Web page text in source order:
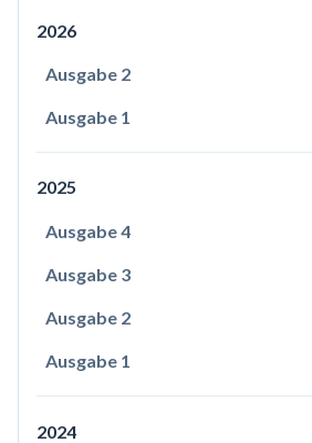
2026
Ausgabe 2
Ausgabe 1
2025
Ausgabe 4
Ausgabe 3
Ausgabe 2
Ausgabe 1
2024